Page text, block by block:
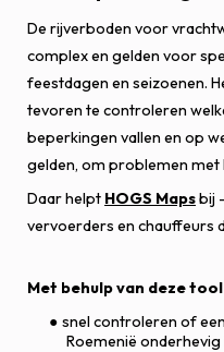
De rijverboden voor
complex en gelden voor
feestdagen en seizoenen.
tevoren te controleren
beperkingen vallen en op
gelden, om problemen
Daar helpt HOGS Mapsbij
vervoerders en chauffeurs
Met behulp van deze
snel controleren of
Roemenië